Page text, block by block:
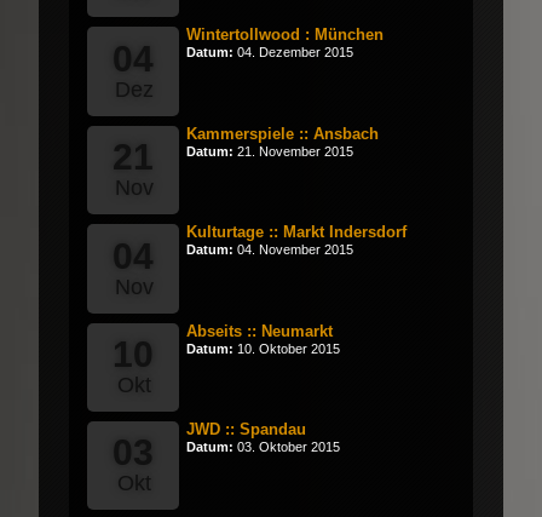
04
Dez
Wintertollwood : München
Datum: 04. Dezember 2015
21
Nov
Kammerspiele :: Ansbach
Datum: 21. November 2015
04
Nov
Kulturtage :: Markt Indersdorf
Datum: 04. November 2015
10
Okt
Abseits :: Neumarkt
Datum: 10. Oktober 2015
03
Okt
JWD :: Spandau
Datum: 03. Oktober 2015